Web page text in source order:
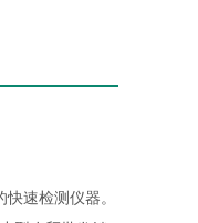
速检测仪器。